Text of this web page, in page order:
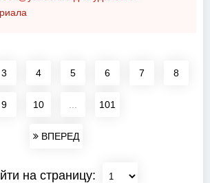
3 4 5 6 7 8
9 10 101
ВПЕРЕД
на страницу: